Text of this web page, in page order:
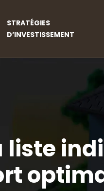
STRATÉGIES
D’INVESTISSEMENT
liste